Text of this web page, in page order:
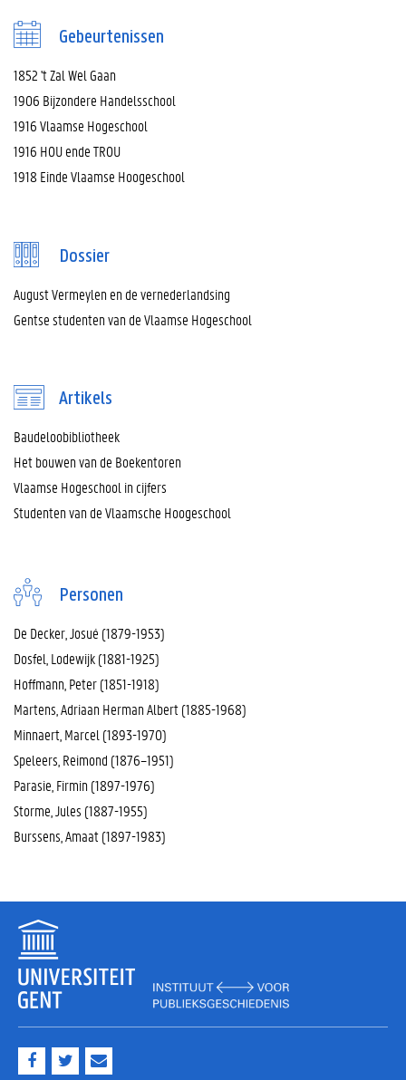
Gebeurtenissen
1852 't Zal Wel Gaan
1906 Bijzondere Handelsschool
1916 Vlaamse Hogeschool
1916 HOU ende TROU
1918 Einde Vlaamse Hoogeschool
Dossier
August Vermeylen en de vernederlandsing
Gentse studenten van de Vlaamse Hogeschool
Artikels
Baudeloobibliotheek
Het bouwen van de Boekentoren
Vlaamse Hogeschool in cijfers
Studenten van de Vlaamsche Hoogeschool
Personen
De Decker, Josué (1879-1953)
Dosfel, Lodewijk (1881-1925)
Hoffmann, Peter (1851-1918)
Martens, Adriaan Herman Albert (1885-1968)
Minnaert, Marcel (1893-1970)
Speleers, Reimond (1876–1951)
Parasie, Firmin (1897-1976)
Storme, Jules (1887-1955)
Burssens, Amaat (1897-1983)